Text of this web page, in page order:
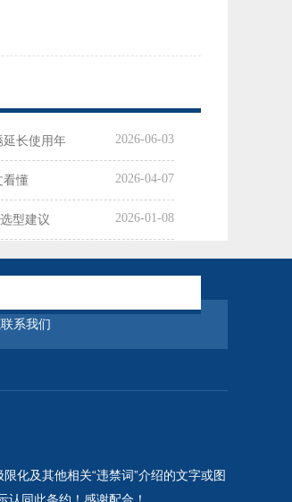
延长使用年 2026-06-03
看懂 2026-04-07
型建议 2026-01-08
系我们
化及其他相关“违禁词”介绍的文字或图